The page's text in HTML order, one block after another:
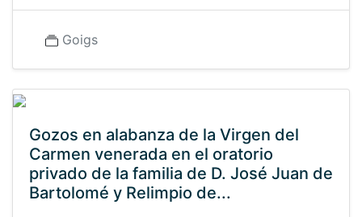
Goigs
Gozos en alabanza de la Virgen del
Carmen venerada en el oratorio
privado de la familia de D. José Juan de
Bartolomé y Relimpio de...